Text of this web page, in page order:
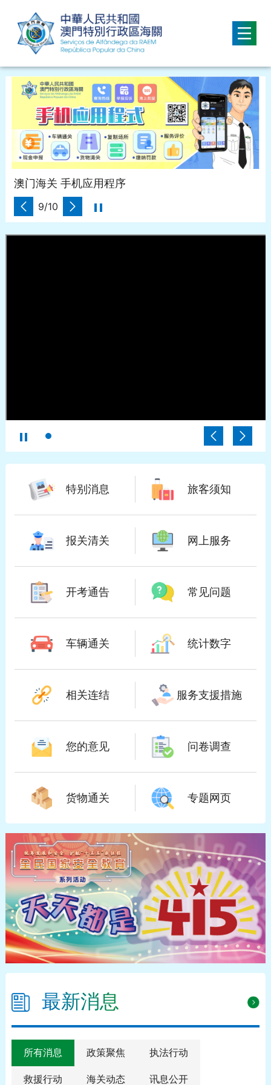
移動到内容區域
澳门海关 手机应用程序
9/10
特别消息 旅客须知
报关清关 网上服务
开考通告 常见问题
车辆通关 统计数字
相关连结 服务支援措施
您的意见 问卷调查
货物通关 专题网页
最新消息
所有消息 政策聚焦 执法行动
救援行动 海关动态 讯息公开